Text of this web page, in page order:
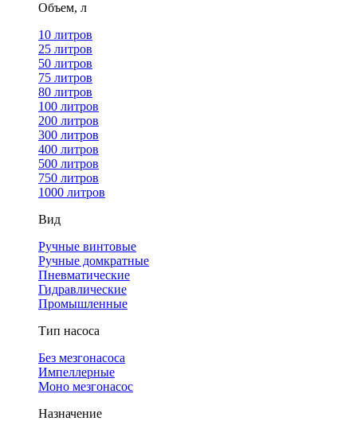
Объем, л
10 литров
25 литров
50 литров
75 литров
80 литров
100 литров
200 литров
300 литров
400 литров
500 литров
750 литров
1000 литров
Вид
Ручные винтовые
Ручные домкратные
Пневматические
Гидравлические
Промышленные
Тип насоса
Без мезгонасоса
Импеллерные
Моно мезгонасос
Назначение